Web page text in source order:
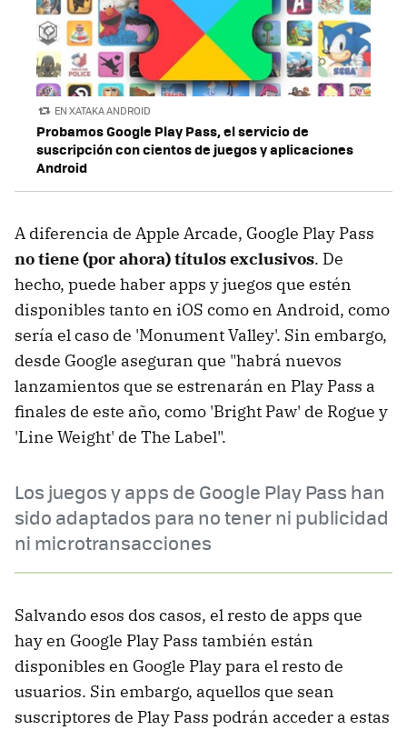
EN XATAKA ANDROID
Probamos Google Play Pass, el servicio de
suscripción con cientos de juegos y aplicaciones
Android
A diferencia de Apple Arcade, Google Play Pass
no tiene (por ahora) títulos exclusivos. De
hecho, puede haber apps y juegos que estén
disponibles tanto en iOS como en Android, como
sería el caso de 'Monument Valley'. Sin embargo,
desde Google aseguran que "habrá nuevos
lanzamientos que se estrenarán en Play Pass a
finales de este año, como 'Bright Paw' de Rogue y
'Line Weight' de The Label".
Los juegos y apps de Google Play Pass han
sido adaptados para no tener ni publicidad
ni microtransacciones
Salvando esos dos casos, el resto de apps que
hay en Google Play Pass también están
disponibles en Google Play para el resto de
usuarios. Sin embargo, aquellos que sean
suscriptores de Play Pass podrán acceder a estas